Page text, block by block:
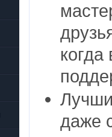
даже